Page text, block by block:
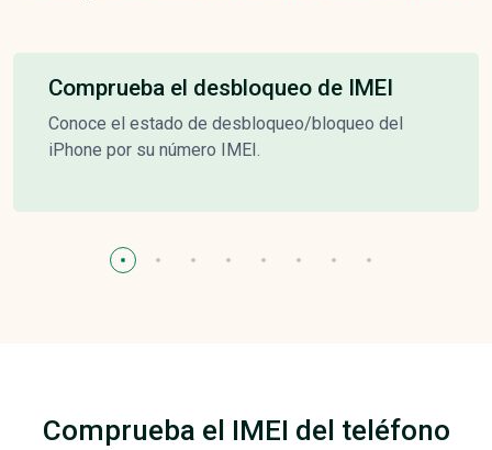
Comprueba el desbloqueo de IMEI
Conoce el estado de desbloqueo/bloqueo del
iPhone por su número IMEI.
Comprueba el IMEI del teléfono